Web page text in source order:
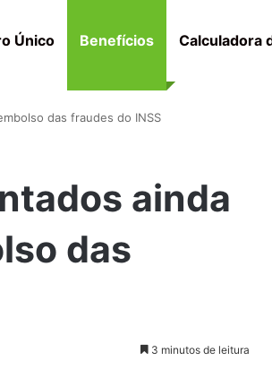
Único Benefícios Calculadora
das fraudes do INSS
ainda
das
3 minutos de leitura